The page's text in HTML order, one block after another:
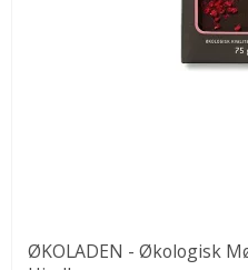
ØKOLADEN - Økologisk